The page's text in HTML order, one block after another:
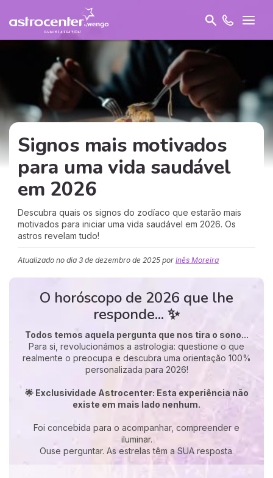
Signos mais motivados
para uma vida saudável
em 2026
Descubra quais os signos do zodíaco que estarão mais
motivados para iniciar uma vida saudável em 2026. Os
astros revelam tudo!
Atualizado no dia 3 de dezembro de 2025 por Inês Moreira
O horóscopo de 2026 que lhe
responde... ✨
Todos temos aquela pergunta que nos tira o sono...
Para si, revolucionámos a astrologia: questione o que
realmente o preocupa e descubra uma orientação 100%
personalizada para 2026!
🌟 Exclusividade Astrocenter: Esta experiência não
existe em mais lado nenhum.
Foi concebida para o acompanhar, compreender e
iluminar.
Ouse perguntar. As estrelas têm a SUA resposta.